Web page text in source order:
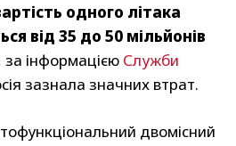
одного літака
від 35 до 50 мільйонів
інформацією Служби
зазнала значних втрат.
двомісний